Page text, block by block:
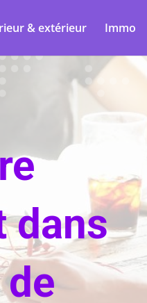
& extérieur Immo
dans